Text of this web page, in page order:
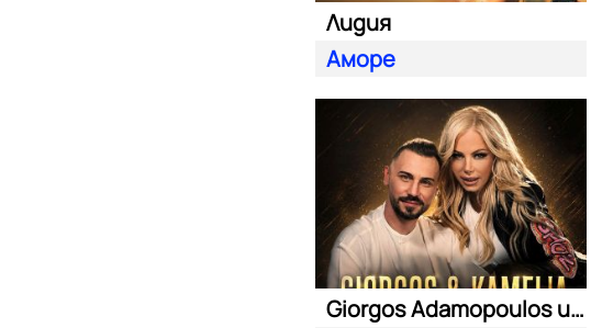
Лидия
Аморе
Giorgos Adamopoulos и Камелия